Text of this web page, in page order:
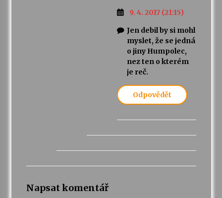
9. 4. 2017 (21:15)
Jen debil by si mohl
myslet, že se jedná
o jiny Humpolec,
nez ten o kterém
je reč.
Odpovědět
Napsat komentář